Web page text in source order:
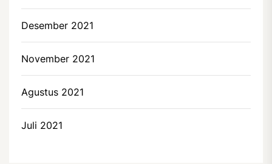
Desember 2021
November 2021
Agustus 2021
Juli 2021